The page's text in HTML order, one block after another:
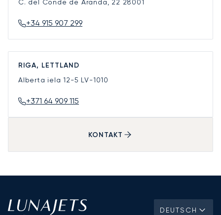
C. del Conde de Aranda, 22 28001
+34 915 907 299
RIGA, LETTLAND
Alberta iela 12-5 LV-1010
+371 64 909 115
KONTAKT
DEUTSCH